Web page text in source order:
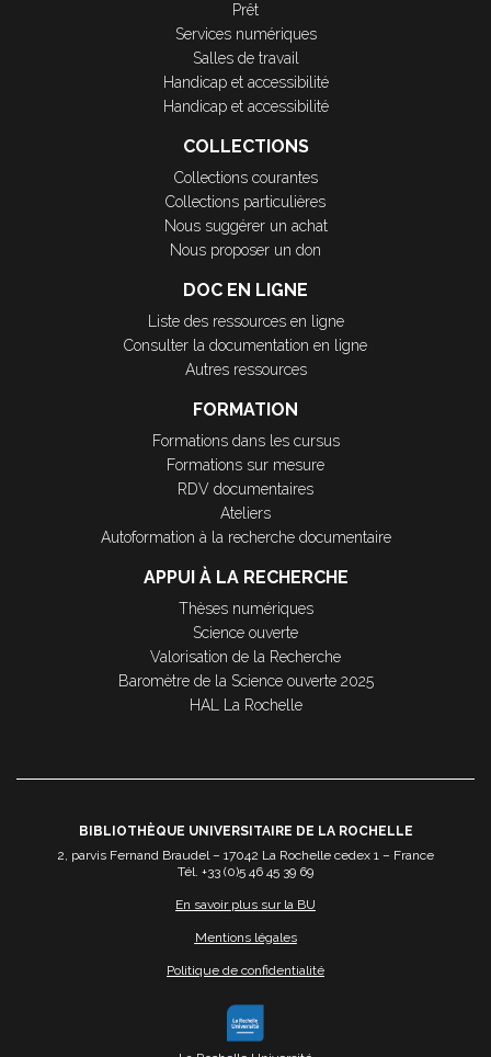
Prêt
Services numériques
Salles de travail
Handicap et accessibilité
Handicap et accessibilité
COLLECTIONS
Collections courantes
Collections particulières
Nous suggérer un achat
Nous proposer un don
DOC EN LIGNE
Liste des ressources en ligne
Consulter la documentation en ligne
Autres ressources
FORMATION
Formations dans les cursus
Formations sur mesure
RDV documentaires
Ateliers
Autoformation à la recherche documentaire
APPUI À LA RECHERCHE
Thèses numériques
Science ouverte
Valorisation de la Recherche
Baromètre de la Science ouverte 2025
HAL La Rochelle
BIBLIOTHÈQUE UNIVERSITAIRE DE LA ROCHELLE
2, parvis Fernand Braudel – 17042 La Rochelle cedex 1 – France
Tél. +33 (0)5 46 45 39 69
En savoir plus sur la BU
Mentions légales
Politique de confidentialité